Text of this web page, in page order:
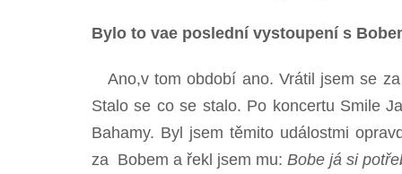
Bylo to vae poslední vystoupení s
Ano,v tom období ano. Vrátil jsem se za
Stalo se co se stalo. Po koncertu Smile
Bahamy. Byl jsem těmito událostmi
za Bobem a řekl jsem mu: Bobe já si